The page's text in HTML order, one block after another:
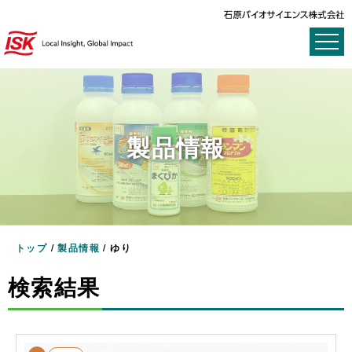
製品情報
トップ /製品情報 /ゆり
検索結果